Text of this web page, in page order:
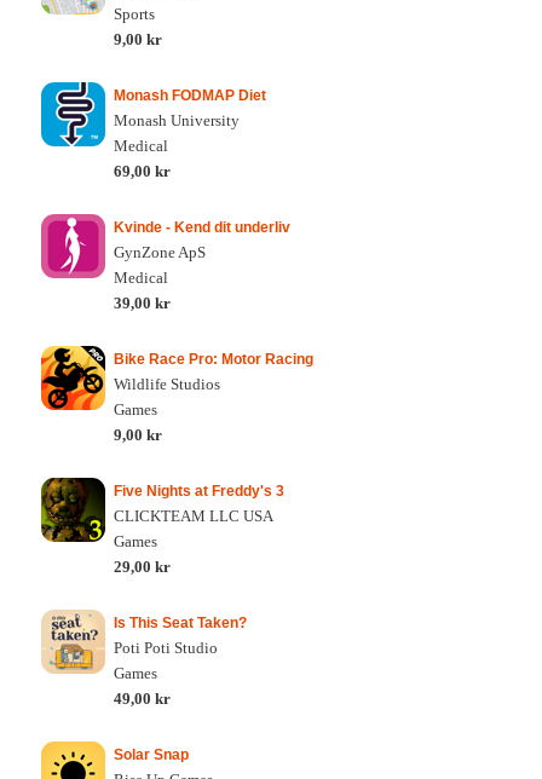
Sports
9,00 kr
Monash FODMAP Diet
Monash University
Medical
69,00 kr
Kvinde - Kend dit underliv
GynZone ApS
Medical
39,00 kr
Bike Race Pro: Motor Racing
Wildlife Studios
Games
9,00 kr
Five Nights at Freddy's 3
CLICKTEAM LLC USA
Games
29,00 kr
Is This Seat Taken?
Poti Poti Studio
Games
49,00 kr
Solar Snap